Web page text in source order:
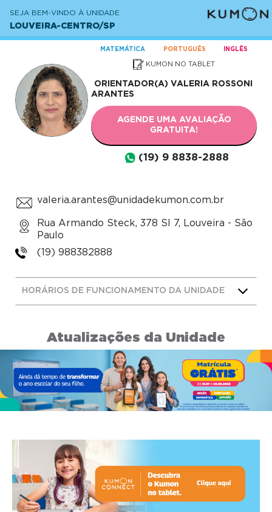
SEJA BEM-VINDO À UNIDADE
LOUVEIRA-CENTRO/SP
MATEMÁTICA PORTUGUÊS INGLÊS
KUMON NO TABLET
ORIENTADOR(A) VALERIA ROSSONI
ARANTES
AGENDE UMA AVALIAÇÃO
GRATUITA!
(19) 9 8838-2888
valeria.arantes@unidadekumon.com.br
Rua Armando Steck, 378 Sl 7, Louveira - São
Paulo
(19) 988382888
HORÁRIOS DE FUNCIONAMENTO DA UNIDADE
Atualizações da Unidade